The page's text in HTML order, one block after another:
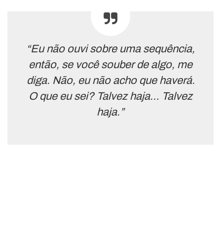
“Eu não ouvi sobre uma sequência,
então, se você souber de algo, me
diga. Não, eu não acho que haverá.
O que eu sei? Talvez haja… Talvez
haja.”